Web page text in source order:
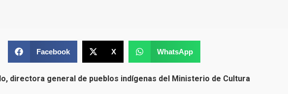
Facebook X WhatsApp
directora general de pueblos indígenas del Ministerio de Cultura